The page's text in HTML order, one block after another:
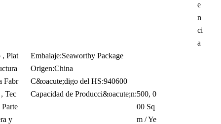
e
n
ci
a
, Plat
Fabr
Tec
y
Embalaje:Seaworthy Package
Origen:China
C&oacute;digo del HS:940600
Capacidad de Producci&oacute;n:500, 0
00 Sq
m / Ye